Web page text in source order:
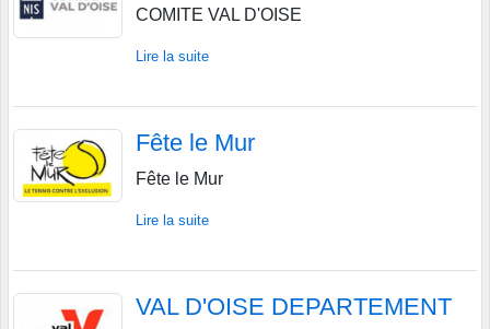
COMITE VAL D'OISE
Lire la suite
Fête le Mur
Fête le Mur
Lire la suite
VAL D'OISE DEPARTEMENT